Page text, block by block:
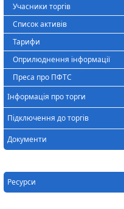
Учасники торгів
Список активів
Тарифи
Оприлюднення інформації
Преса про ПФТС
Інформація про торги
Підключення до торгів
Документи
Ресурси